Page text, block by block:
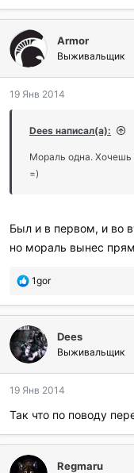
и
:
Armor
Выживальщик
19 Янв 2014
Dees написал(а):
Мораль одна.
=)
Был и в первом, и во
но мораль вынес
П
б
л
а
г
о
а
и
л
:
1gor
Dees
Выживальщик
19 Янв 2014
Так что по поводу
Regmaru